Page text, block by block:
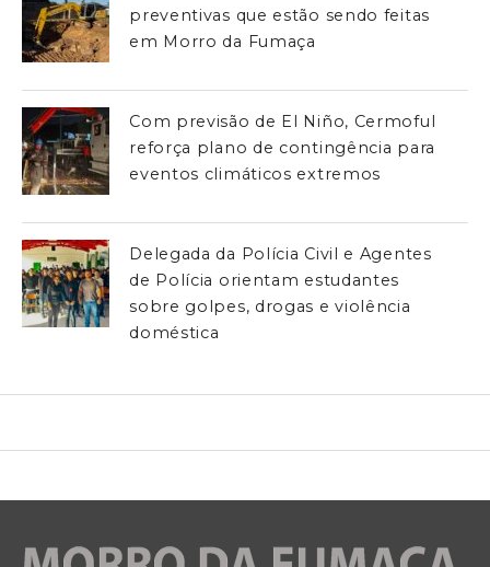
preventivas que estão sendo feitas
em Morro da Fumaça
Com previsão de El Niño, Cermoful
reforça plano de contingência para
eventos climáticos extremos
Delegada da Polícia Civil e Agentes
de Polícia orientam estudantes
sobre golpes, drogas e violência
doméstica